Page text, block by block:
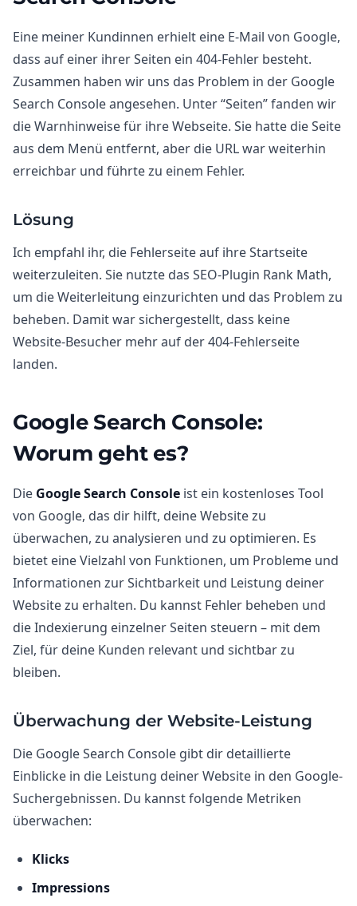
Eine meiner Kundinnen erhielt eine E-Mail von Google,
dass auf einer ihrer Seiten ein 404-Fehler besteht.
Zusammen haben wir uns das Problem in der Google
Search Console angesehen. Unter “Seiten” fanden wir
die Warnhinweise für ihre Webseite. Sie hatte die Seite
aus dem Menü entfernt, aber die URL war weiterhin
erreichbar und führte zu einem Fehler.
Lösung
Ich empfahl ihr, die Fehlerseite auf ihre Startseite
weiterzuleiten. Sie nutzte das SEO-Plugin Rank Math,
um die Weiterleitung einzurichten und das Problem zu
beheben. Damit war sichergestellt, dass keine
Website-Besucher mehr auf der 404-Fehlerseite
landen.
Google Search Console:
Worum geht es?
Die Google Search Console ist ein kostenloses Tool
von Google, das dir hilft, deine Website zu
überwachen, zu analysieren und zu optimieren. Es
bietet eine Vielzahl von Funktionen, um Probleme und
Informationen zur Sichtbarkeit und Leistung deiner
Website zu erhalten. Du kannst Fehler beheben und
die Indexierung einzelner Seiten steuern – mit dem
Ziel, für deine Kunden relevant und sichtbar zu
bleiben.
Überwachung der Website-Leistung
Die Google Search Console gibt dir detaillierte
Einblicke in die Leistung deiner Website in den Google-
Suchergebnissen. Du kannst folgende Metriken
überwachen:
Klicks
Impressions